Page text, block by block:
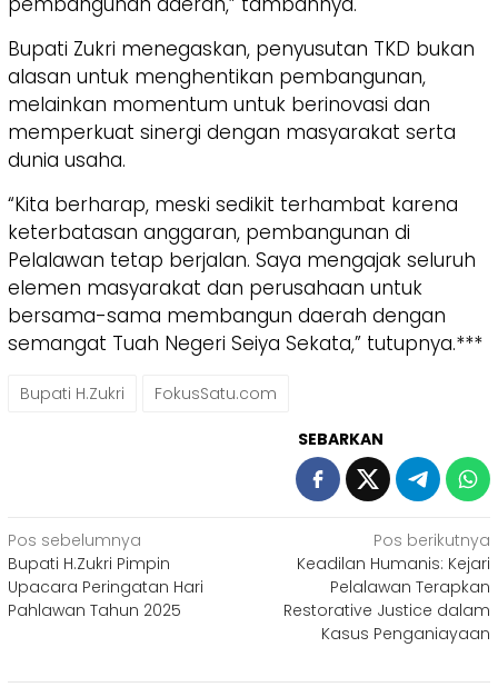
Bupati Zukri menegaskan, penyusutan TKD bukan
alasan untuk menghentikan pembangunan,
melainkan momentum untuk berinovasi dan
memperkuat sinergi dengan masyarakat serta
dunia usaha.
“Kita berharap, meski sedikit terhambat karena
keterbatasan anggaran, pembangunan di
Pelalawan tetap berjalan. Saya mengajak seluruh
elemen masyarakat dan perusahaan untuk
bersama-sama membangun daerah dengan
semangat Tuah Negeri Seiya Sekata,” tutupnya.***
Bupati H.Zukri FokusSatu.com
SEBARKAN
Navigasi
pos
Pos sebelumnya
Bupati H.Zukri Pimpin
Upacara Peringatan Hari
Pahlawan Tahun 2025
Pos berikutnya
Keadilan Humanis: Kejari
Pelalawan Terapkan
Restorative Justice dalam
Kasus Penganiayaan